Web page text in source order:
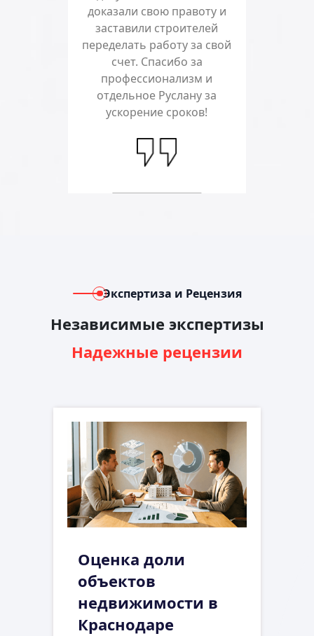
доказали свою правоту и
заставили строителей
переделать работу за свой
счет. Спасибо за
профессионализм и
отдельное Руслану за
ускорение сроков!
Экспертиза и Рецензия
Независимые экспертизы
Надежные рецензии
Оценка доли
объектов
недвижимости в
Краснодаре